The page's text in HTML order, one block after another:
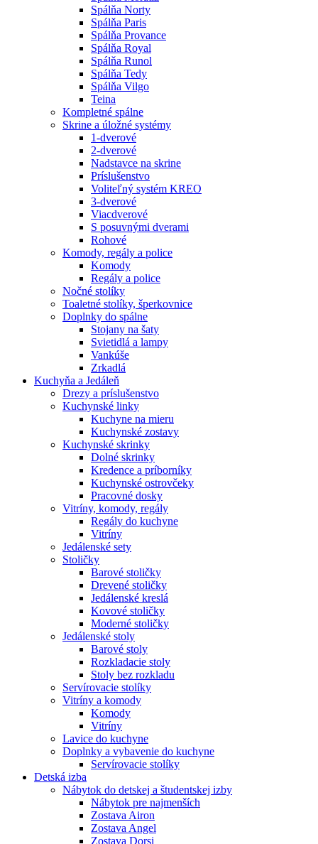
Spálňa Norty
Spálňa Paris
Spálňa Provance
Spálňa Royal
Spálňa Runol
Spálňa Tedy
Spálňa Vilgo
Teina
Kompletné spálne
Skrine a úložné systémy
1-dverové
2-dverové
Nadstavce na skrine
Príslušenstvo
Voliteľný systém KREO
3-dverové
Viacdverové
S posuvnými dverami
Rohové
Komody, regály a police
Komody
Regály a police
Nočné stolíky
Toaletné stolíky, šperkovnice
Doplnky do spálne
Stojany na šaty
Svietidlá a lampy
Vankúše
Zrkadlá
Kuchyňa a Jedáleň
Drezy a príslušenstvo
Kuchynské linky
Kuchyne na mieru
Kuchynské zostavy
Kuchynské skrinky
Dolné skrinky
Kredence a príborníky
Kuchynské ostrovčeky
Pracovné dosky
Vitríny, komody, regály
Regály do kuchyne
Vitríny
Jedálenské sety
Stoličky
Barové stoličky
Drevené stoličky
Jedálenské kreslá
Kovové stoličky
Moderné stoličky
Jedálenské stoly
Barové stoly
Rozkladacie stoly
Stoly bez rozkladu
Servírovacie stolíky
Vitríny a komody
Komody
Vitríny
Lavice do kuchyne
Doplnky a vybavenie do kuchyne
Servírovacie stolíky
Detská izba
Nábytok do detskej a študentskej izby
Nábytok pre najmenších
Zostava Airon
Zostava Angel
Zostava Dorsi